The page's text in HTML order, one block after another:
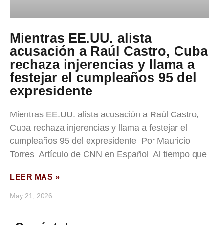
Mientras EE.UU. alista
acusación a Raúl Castro, Cuba
rechaza injerencias y llama a
festejar el cumpleaños 95 del
expresidente
Mientras EE.UU. alista acusación a Raúl Castro,
Cuba rechaza injerencias y llama a festejar el
cumpleaños 95 del expresidente Por Mauricio
Torres Artículo de CNN en Español Al tiempo que
LEER MAS »
May 21, 2026